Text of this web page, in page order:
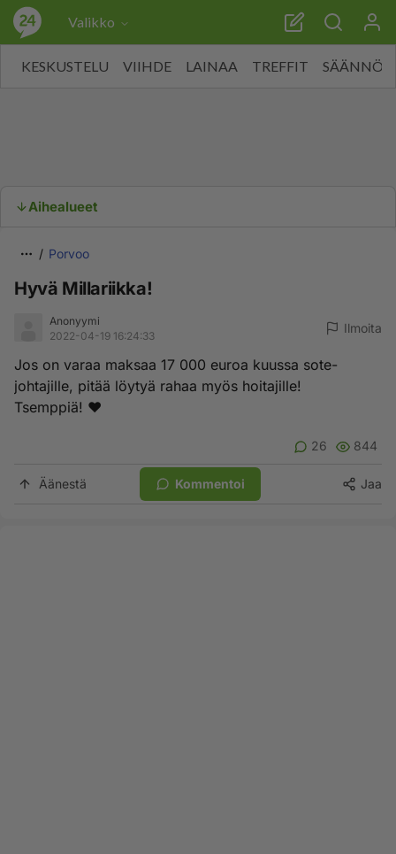
Valikko
KESKUSTELU VIIHDE LAINAA TREFFIT SÄÄNNÖT
Aihealueet
Porvoo
Hyvä Millariikka!
Anonyymi
2022-04-19 16:24:33
Ilmoita
Jos on varaa maksaa 17 000 euroa kuussa sote-
johtajille, pitää löytyä rahaa myös hoitajille!
Tsemppiä! ❤️
26 844
Äänestä Kommentoi Jaa